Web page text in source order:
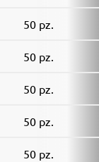
50 pz.
50 pz.
50 pz.
50 pz.
50 pz.